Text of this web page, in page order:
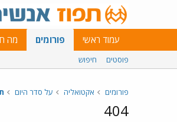
עמוד ראשי פורומים מה
פוסטים חיפוש
פורומים אקטואליה על סדר היום
404